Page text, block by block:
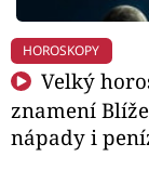
HOROSKOPY
Velký
znamení
nápady i